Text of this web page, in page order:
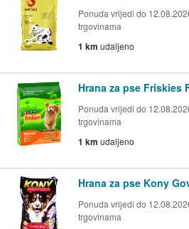
Ponuda vrijedi do
trgovinama
1 km udaljeno
Hrana za pse Friskies
Ponuda vrijedi do
trgovinama
1 km udaljeno
Hrana za pse Kony
Ponuda vrijedi do
trgovinama